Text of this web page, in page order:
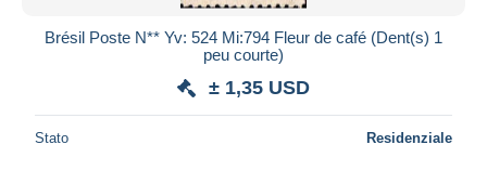
Brésil Poste N** Yv: 524 Mi:794 Fleur de café (Dent(s) 1
peu courte)
± 1,35 USD
Stato Residenziale